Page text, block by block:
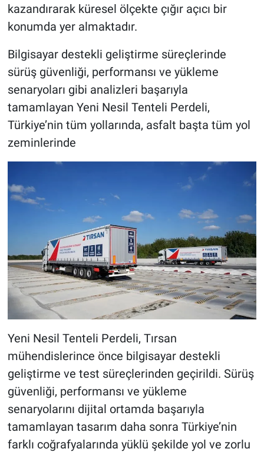
kazandırarak küresel ölçekte çığır açıcı bir
konumda yer almaktadır.
Bilgisayar destekli geliştirme süreçlerinde
sürüş güvenliği, performansı ve yükleme
senaryoları gibi analizleri başarıyla
tamamlayan Yeni Nesil Tenteli Perdeli,
Türkiye’nin tüm yollarında, asfalt başta tüm yol
zeminlerinde
Yeni Nesil Tenteli Perdeli, Tırsan
mühendislerince önce bilgisayar destekli
geliştirme ve test süreçlerinden geçirildi. Sürüş
güvenliği, performansı ve yükleme
senaryolarını dijital ortamda başarıyla
tamamlayan tasarım daha sonra Türkiye’nin
farklı coğrafyalarında yüklü şekilde yol ve zorlu